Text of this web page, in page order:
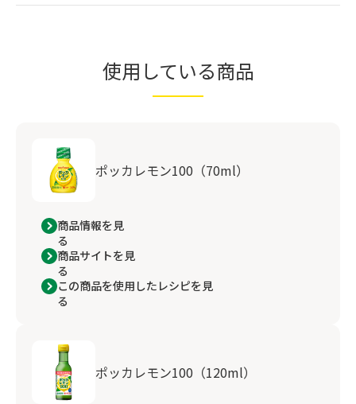
使用している商品
ポッカレモン100（70ml）
商品情報を見
る
商品サイトを見
る
この商品を使用したレシピを見
る
ポッカレモン100（120ml）